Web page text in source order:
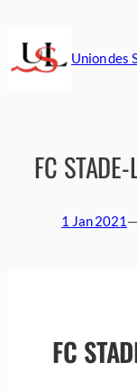
contenu
Union des
FC
1 Jan 2021 —
FC